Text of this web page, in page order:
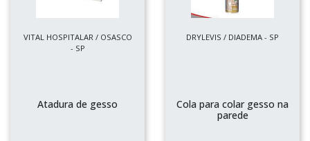
VITAL HOSPITALAR / OSASCO
- SP
Atadura de gesso
DRYLEVIS / DIADEMA - SP
Cola para colar gesso na
parede